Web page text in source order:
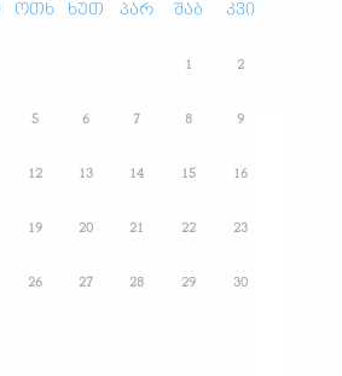
ოთხ ხუთ პარ შაბ კვი
1 2
5 6 7 8 9
12 13 14 15 16
19 20 21 22 23
26 27 28 29 30